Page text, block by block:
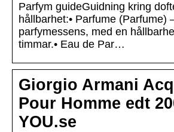
Parfym guideGuidning kring
hållbarhet:• Parfume (Parfume)
parfymessens, med en
timmar.• Eau de Par…
Giorgio Armani
Pour Homme edt
YOU.se